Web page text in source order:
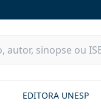
EDITORA UNESP